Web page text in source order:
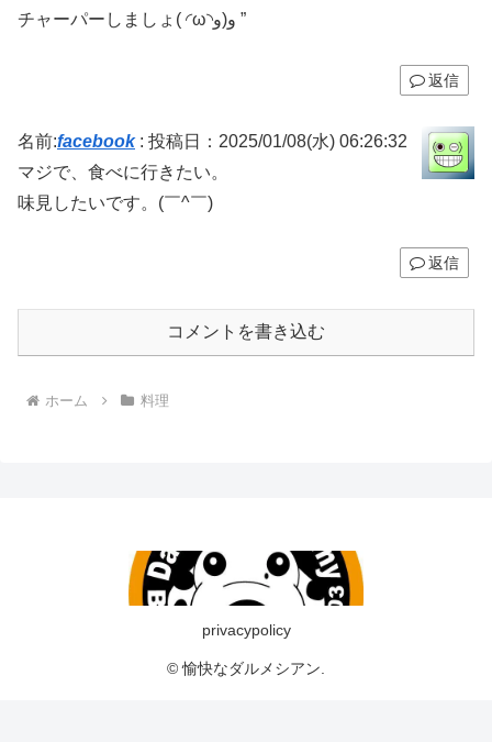
チャーパーしましょ( ◜ω◝و(و ”
返信
名前:facebook: 投稿日：2025/01/08(水) 06:26:32
マジで、食べに行きたい。
味見したいです。(￣^￣)ゞ
返信
コメントを書き込む
ホーム 料理
privacypolicy
© 愉快なダルメシアン.